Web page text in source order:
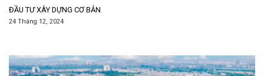
ĐẦU TƯ XÂY DỰNG CƠ BẢN
24 Tháng 12, 2024